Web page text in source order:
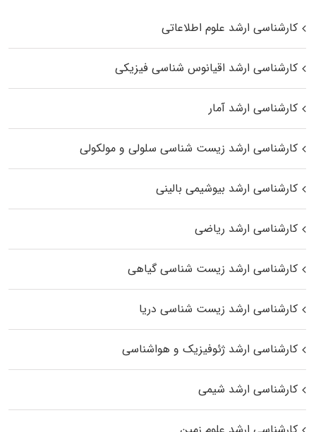
کارشناسی ارشد علوم اطلاعاتی
کارشناسی ارشد اقیانوس‌ شناسی فیزیکی
کارشناسی ارشد آمار
کارشناسی ارشد زیست شناسی سلولی و مولکولی
کارشناسی ارشد بیوشیمی بالینی
کارشناسی ارشد ریاضی
کارشناسی ارشد زیست‌ شناسی گیاهی
کارشناسی ارشد زیست‌ شناسی دریا
کارشناسی ارشد ژئوفیزیک و هواشناسی
کارشناسی ارشد شیمی